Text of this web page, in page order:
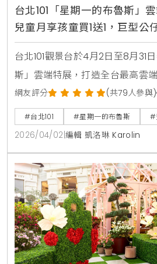
台北101「星期一的布魯斯」
兒童月享孩童買1送1，巨型公
必拍
台北101觀景台於4月2日至8月31
斯」雲端特展，打造全台最高雲
場設有巨型布魯斯裝置、互動拍
童月更祭出國人孩童兩人同行一
遊與職場療癒的必訪首選。
網友評分 (共79人參與)
#台北101 #星期一的布魯斯 #
2026/04/02 編輯 凱洛琳 Karolin